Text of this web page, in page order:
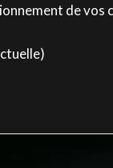
de vos